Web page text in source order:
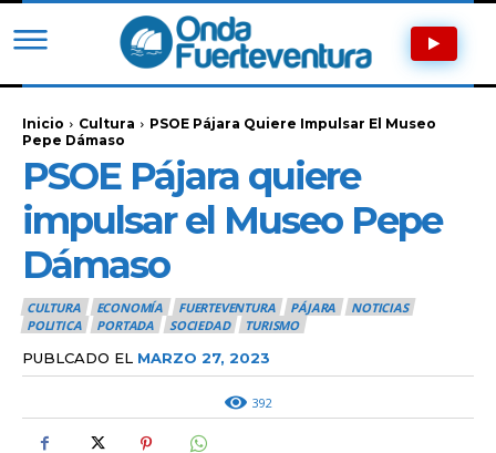
Inicio Cultura
PSOE Pájara Quiere Impulsar El Museo
Pepe Dámaso
PSOE Pájara quiere
impulsar el Museo Pepe
Dámaso
CULTURA ECONOMÍA FUERTEVENTURA PÁJARA
NOTICIAS
POLITICA
PORTADA SOCIEDAD TURISMO
PUBLCADO EL MARZO 27, 2023
392